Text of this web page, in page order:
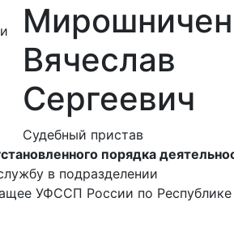
Вячеслав
Сергеевич
Судебный пристав
порядка
в подразделении
УФССП России по Республике